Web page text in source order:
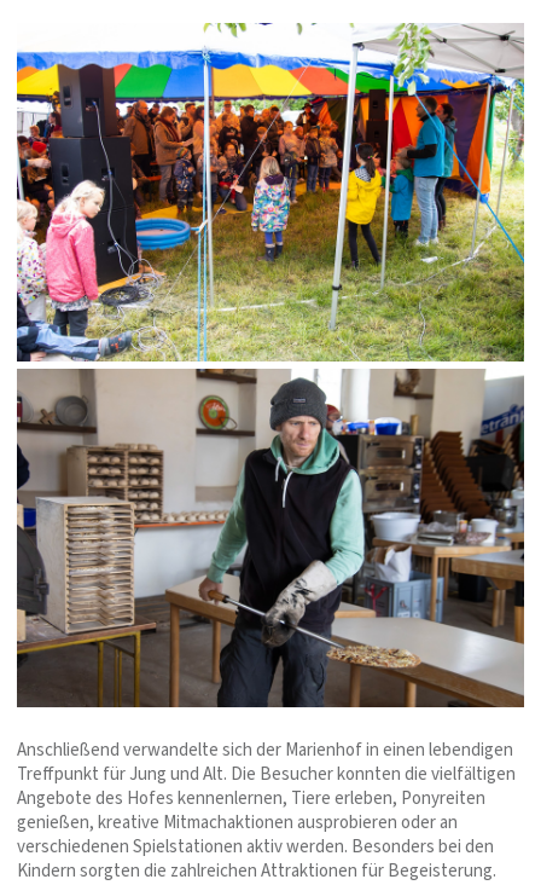
Anschließend verwandelte sich der Marienhof in einen lebendigen
Treffpunkt für Jung und Alt. Die Besucher konnten die vielfältigen
Angebote des Hofes kennenlernen, Tiere erleben, Ponyreiten
genießen, kreative Mitmachaktionen ausprobieren oder an
verschiedenen Spielstationen aktiv werden. Besonders bei den
Kindern sorgten die zahlreichen Attraktionen für Begeisterung.